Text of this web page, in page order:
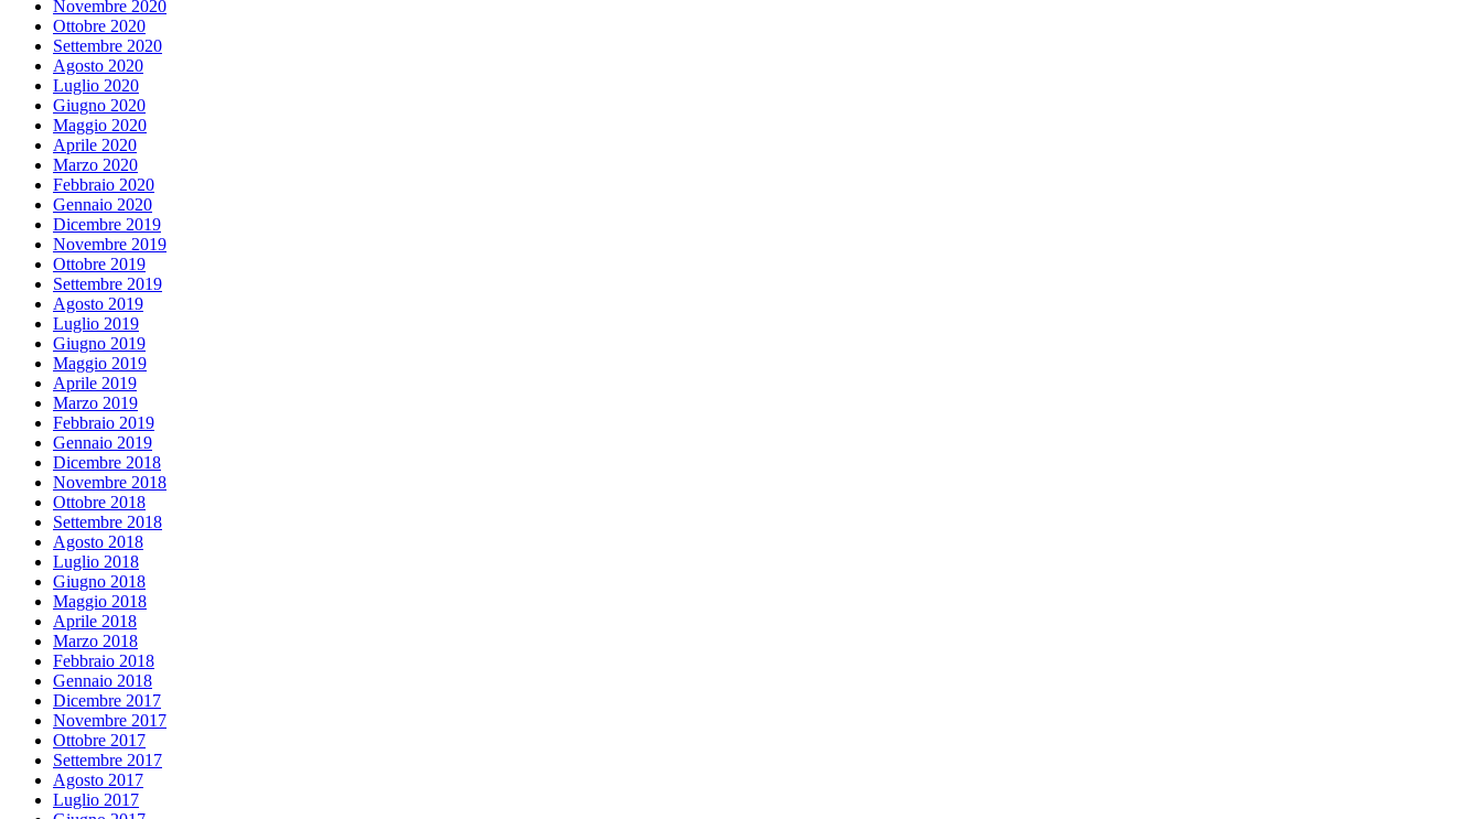
Novembre 2020
Ottobre 2020
Settembre 2020
Agosto 2020
Luglio 2020
Giugno 2020
Maggio 2020
Aprile 2020
Marzo 2020
Febbraio 2020
Gennaio 2020
Dicembre 2019
Novembre 2019
Ottobre 2019
Settembre 2019
Agosto 2019
Luglio 2019
Giugno 2019
Maggio 2019
Aprile 2019
Marzo 2019
Febbraio 2019
Gennaio 2019
Dicembre 2018
Novembre 2018
Ottobre 2018
Settembre 2018
Agosto 2018
Luglio 2018
Giugno 2018
Maggio 2018
Aprile 2018
Marzo 2018
Febbraio 2018
Gennaio 2018
Dicembre 2017
Novembre 2017
Ottobre 2017
Settembre 2017
Agosto 2017
Luglio 2017